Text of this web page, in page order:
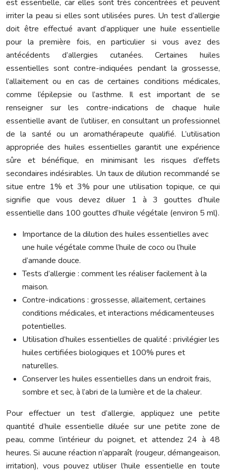
est essentielle, car elles sont très concentrées et peuvent
irriter la peau si elles sont utilisées pures. Un test d’allergie
doit être effectué avant d’appliquer une huile essentielle
pour la première fois, en particulier si vous avez des
antécédents d’allergies cutanées. Certaines huiles
essentielles sont contre-indiquées pendant la grossesse,
l’allaitement ou en cas de certaines conditions médicales,
comme l’épilepsie ou l’asthme. Il est important de se
renseigner sur les contre-indications de chaque huile
essentielle avant de l’utiliser, en consultant un professionnel
de la santé ou un aromathérapeute qualifié. L’utilisation
appropriée des huiles essentielles garantit une expérience
sûre et bénéfique, en minimisant les risques d’effets
secondaires indésirables. Un taux de dilution recommandé se
situe entre 1% et 3% pour une utilisation topique, ce qui
signifie que vous devez diluer 1 à 3 gouttes d’huile
essentielle dans 100 gouttes d’huile végétale (environ 5 ml).
Importance de la dilution des huiles essentielles avec
une huile végétale comme l’huile de coco ou l’huile
d’amande douce.
Tests d’allergie : comment les réaliser facilement à la
maison.
Contre-indications : grossesse, allaitement, certaines
conditions médicales, et interactions médicamenteuses
potentielles.
Utilisation d’huiles essentielles de qualité : privilégier les
huiles certifiées biologiques et 100% pures et
naturelles.
Conserver les huiles essentielles dans un endroit frais,
sombre et sec, à l’abri de la lumière et de la chaleur.
Pour effectuer un test d’allergie, appliquez une petite
quantité d’huile essentielle diluée sur une petite zone de
peau, comme l’intérieur du poignet, et attendez 24 à 48
heures. Si aucune réaction n’apparaît (rougeur, démangeaison,
irritation), vous pouvez utiliser l’huile essentielle en toute